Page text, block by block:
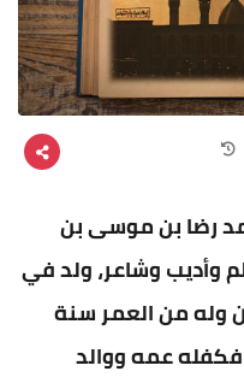
رضا بن موسى بن
وأديب وشاعر، ولد في
وله من العمر سنة
عمه ووالد